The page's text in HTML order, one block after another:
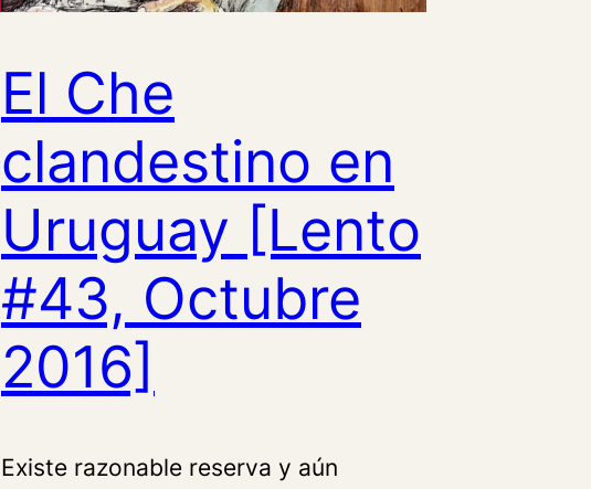
El Che
clandestino en
Uruguay [Lento
#43, Octubre
2016]
Existe razonable reserva y aún